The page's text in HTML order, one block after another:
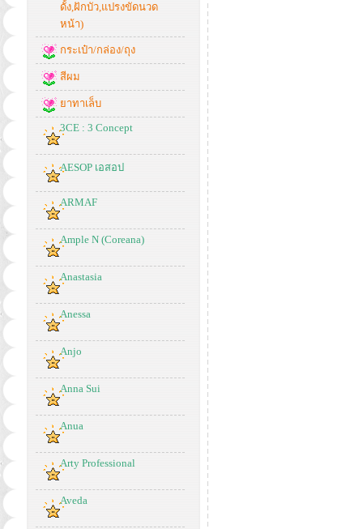
ดั้ง,ฝักบัว,แปรงขัดนวด
หน้า)
กระเป๋า/กล่อง/ถุง
สีผม
ยาทาเล็บ
3CE : 3 Concept
AESOP เอสอป
ARMAF
Ample N (Coreana)
Anastasia
Anessa
Anjo
Anna Sui
Anua
Arty Professional
Aveda